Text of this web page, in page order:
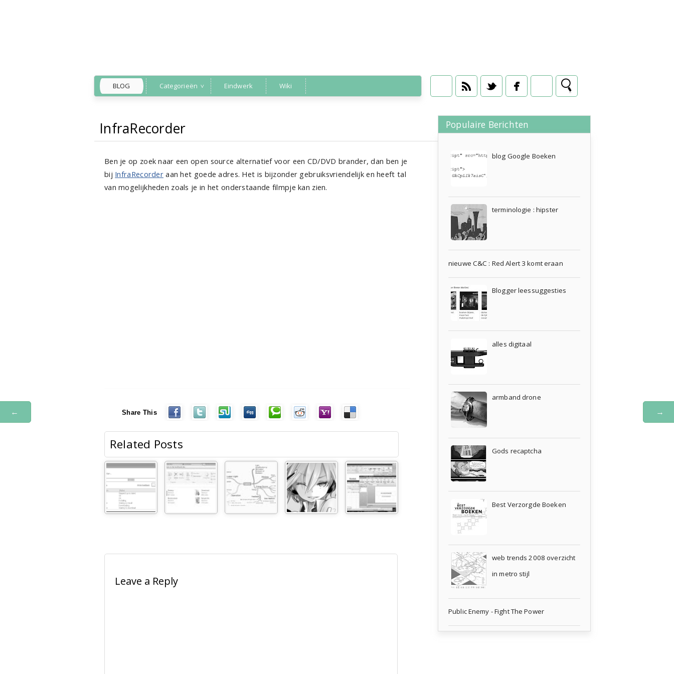
BLOG Categorieën Eindwerk Wiki
Back to Home
InfraRecorder
Ben je op zoek naar een open source alternatief voor een CD/DVD brander, dan ben je
bij InfraRecorder aan het goede adres. Het is bijzonder gebruiksvriendelijk en heeft tal
van mogelijkheden zoals je in het onderstaande filmpje kan zien.
Share This
Related Posts
Leave a Reply
← →
Populaire Berichten
blog Google Boeken
terminologie : hipster
nieuwe C&C : Red Alert 3 komt eraan
Blogger leessuggesties
alles digitaal
armband drone
Gods recaptcha
Best Verzorgde Boeken
web trends 2008 overzicht
in metro stijl
Public Enemy - Fight The Power